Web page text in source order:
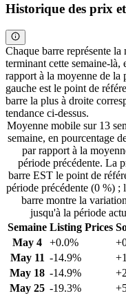
Historique des prix
Chaque barre représente
terminant cette semaine-
rapport à la moyenne de la
gauche est le point de
barre la plus à droite
tendance ci-dessus.
Moyenne mobile sur 13
semaine, en pourcentage
par rapport à la
période précédente. La
barre EST le point de
période précédente (0 %) ;
barre montre la
jusqu'à la période
Semaine Listing Prices
May 4
+0.0%
May 11 -14.9%
May 18 -14.9%
May 25 -19.3%